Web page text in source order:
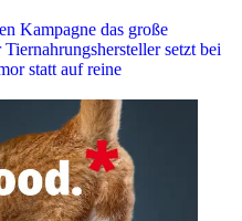
Kampagne das große
setzt bei
statt auf reine